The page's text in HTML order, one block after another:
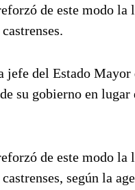
de este modo la
jefe del Estado
su gobierno en
de este modo la
según la